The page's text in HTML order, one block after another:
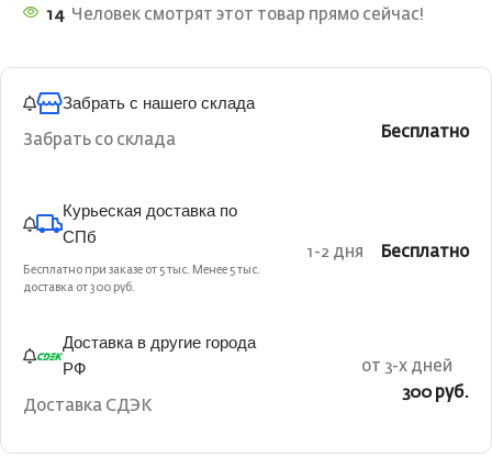
14 Человек смотрят этот товар прямо сейчас!
Забрать с нашего склада
Забрать со склада Бесплатно
Курьеская доставка по
СПб
Бесплатно при заказе от 5 тыс. Менее 5 тыс.
доставка от 300 руб.
1-2 дня Бесплатно
Доставка в другие города
РФ
Доставка СДЭК
от 3-х дней
300 руб.